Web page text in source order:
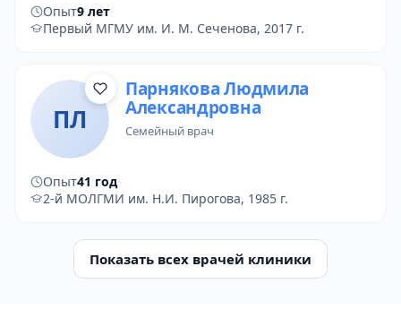
Опыт9 лет·
Первый МГМУ им. И. М. Сеченова, 2017 г.
ПЛ
Парнякова Людмила
Александровна
семейный врач
Опыт41 год·
2-й МОЛГМИ им. Н.И. Пирогова, 1985 г.
Показать всех врачей клиники